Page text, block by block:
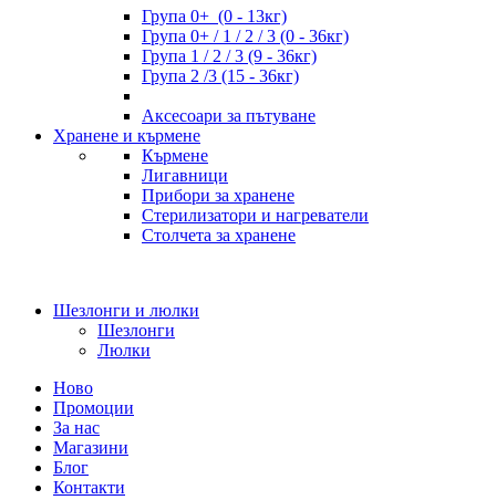
Група 0+ (0 - 13кг)
Група 0+ / 1 / 2 / 3 (0 - 36кг)
Група 1 / 2 / 3 (9 - 36кг)
Група 2 /3 (15 - 36кг)
Аксесоари за пътуване
Хранене и кърмене
Кърмене
Лигавници
Прибори за хранене
Стерилизатори и нагреватели
Столчета за хранене
Шезлонги и люлки
Шезлонги
Люлки
Ново
Промоции
За нас
Магазини
Блог
Контакти